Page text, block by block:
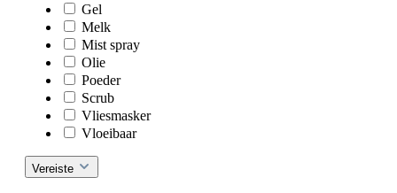
Gel
Melk
Mist spray
Olie
Poeder
Scrub
Vliesmasker
Vloeibaar
Vereiste